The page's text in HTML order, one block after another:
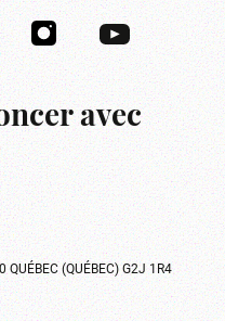
avec
QUÉBEC (QUÉBEC) G2J 1R4